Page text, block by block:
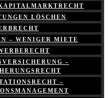
LÖSCHEN
– WENIGER MIETE
–
–